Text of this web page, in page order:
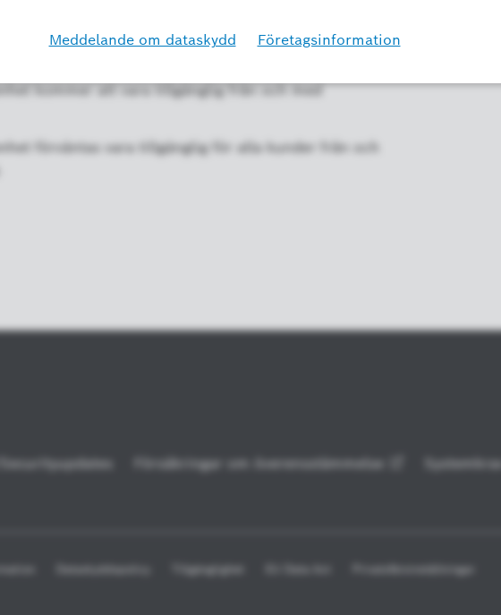
kommer att vara tillgänglig från och med
förväntas vara tillgänglig för alla kunder från och
Försäkringar om överensstämmelse Systemkrav
Privatsfärsinställningar